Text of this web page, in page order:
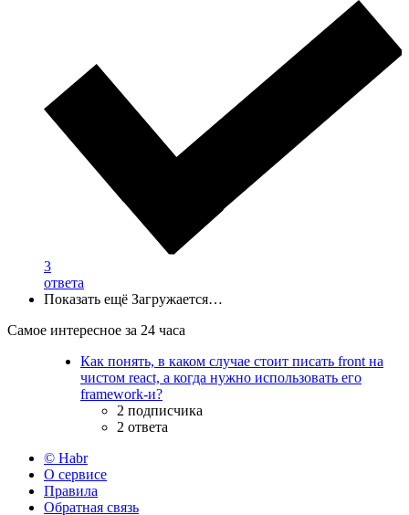
3
ответа
Показать ещё Загружается…
Самое интересное за 24 часа
Как понять, в каком случае стоит писать front на
чистом react, а когда нужно использовать его
framework-и?
2 подписчика
2 ответа
© Habr
О сервисе
Правила
Обратная связь